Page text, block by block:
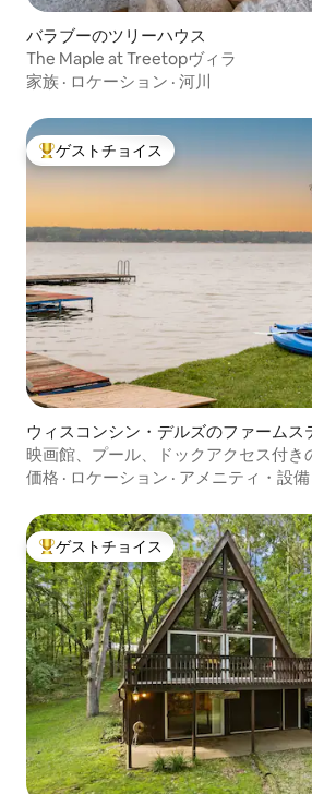
バラブーのツリーハウス
The Maple at Treetopヴィラ
家族 · ロケーション · 河川
大好評のゲストチョイスです。
ゲストチョイス
ウィスコンシン・デルズのファームス
映画館、プール、ドックアクセス付き
ム
価格 · ロケーション · アメニティ・設備
大好評のゲストチョイスです。
ゲストチョイス